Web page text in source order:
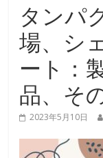
タンパ
場、シ
ート：
品、そ
2023年5月10日